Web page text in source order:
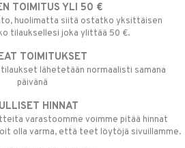
TOIMITUS YLI 50 €
huolimatta siitä ostatko yksittäisen
tilauksellesi joka ylittää 50 €.
TOIMITUKSET
lähetetään normaalisti samana
päivänä
HINNAT
varastoomme voimme pitää hinnat
olla varma, että teet löytöjä sivuillamme.